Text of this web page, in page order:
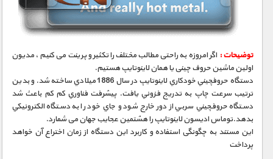
توضیحات : اگر امروزه به راحتی مطالب مختلف را تکثیر و پرینت می کنیم ، مدیون
اولین ماشین حروف چینی یا همان لاینوتایپ هستیم.
دستگاه حروفچيني خودكاري لاينوتايپ در سال 1886 ميلادي ساخته شد. و بدين
ترتيب سرعت چاپ به تدريج فزوني يافت. پيشرفت فناوري كم كم باعث شد
دستگاه حروفچيني سربي از دور خارج شود و جاي خود را به دستگاه الكترونيكي
بدهد.توماس ادیسون لاینوتایپ را هشتمین عجایب جهان می شمارد.
این مستند به چگونگی استفاده و کاربرد این دستگاه از زمان اختراع آن خواهد
پرداخت